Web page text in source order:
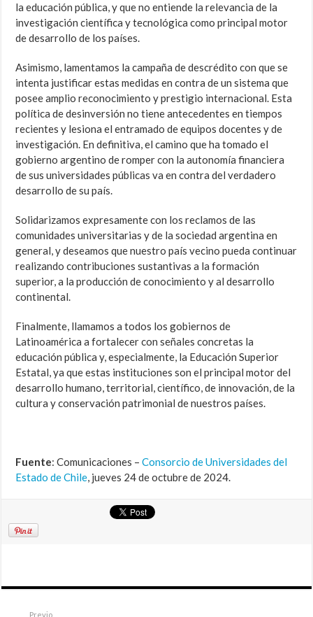
la educación pública, y que no entiende la relevancia de la
investigación científica y tecnológica como principal motor
de desarrollo de los países.
Asimismo, lamentamos la campaña de descrédito con que se
intenta justificar estas medidas en contra de un sistema que
posee amplio reconocimiento y prestigio internacional. Esta
política de desinversión no tiene antecedentes en tiempos
recientes y lesiona el entramado de equipos docentes y de
investigación. En definitiva, el camino que ha tomado el
gobierno argentino de romper con la autonomía financiera
de sus universidades públicas va en contra del verdadero
desarrollo de su país.
Solidarizamos expresamente con los reclamos de las
comunidades universitarias y de la sociedad argentina en
general, y deseamos que nuestro país vecino pueda continuar
realizando contribuciones sustantivas a la formación
superior, a la producción de conocimiento y al desarrollo
continental.
Finalmente, llamamos a todos los gobiernos de
Latinoamérica a fortalecer con señales concretas la
educación pública y, especialmente, la Educación Superior
Estatal, ya que estas instituciones son el principal motor del
desarrollo humano, territorial, científico, de innovación, de la
cultura y conservación patrimonial de nuestros países.
Fuente: Comunicaciones –Consorcio de Universidades del
Estado de Chile, jueves 24 de octubre de 2024.
Previo